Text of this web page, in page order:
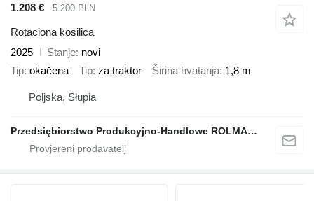
1.208 € 5.200 PLN
Rotaciona kosilica
2025
Stanje novi
Tip okačena Tip za traktor Širina hvatanja 1,8 m
Poljska, Słupia
Przedsiębiorstwo Produkcyjno-Handlowe ROLMAPOL Marcin Dziekan